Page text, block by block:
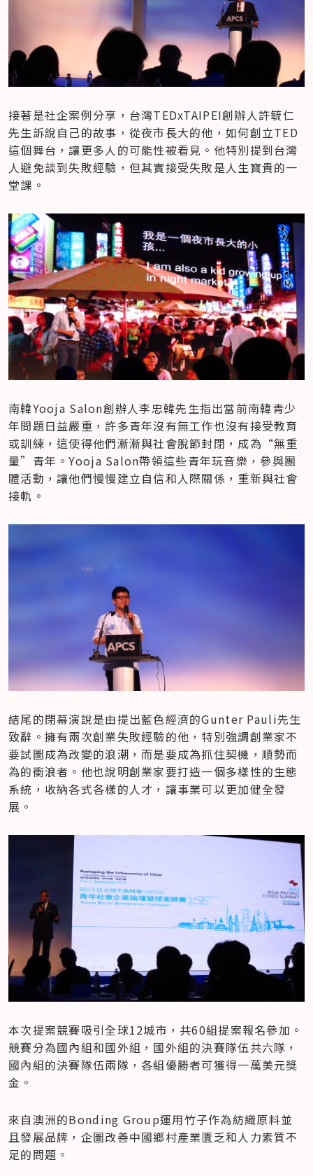
接著是社企案例分享，台灣TEDxTAIPEI創辦人許毓仁
先生訴說自己的故事，從夜市長大的他，如何創立TED
這個舞台，讓更多人的可能性被看見。他特別提到台灣
人避免談到失敗經驗，但其實接受失敗是人生寶貴的一
堂課。
南韓Yooja Salon創辦人李忠韓先生指出當前南韓青少
年問題日益嚴重，許多青年沒有無工作也沒有接受教育
或訓練，這使得他們漸漸與社會脫節封閉，成為“無重
量”青年。Yooja Salon帶領這些青年玩音樂，參與團
體活動，讓他們慢慢建立自信和人際關係，重新與社會
接軌。
結尾的閉幕演說是由提出藍色經濟的Gunter Pauli先生
致辭。擁有兩次創業失敗經驗的他，特別強調創業家不
要試圖成為改變的浪潮，而是要成為抓住契機，順勢而
為的衝浪者。他也說明創業家要打造一個多樣性的生態
系統，收納各式各樣的人才，讓事業可以更加健全發
展。
本次提案競賽吸引全球12城市，共60組提案報名參加。
競賽分為國內組和國外組，國外組的決賽隊伍共六隊，
國內組的決賽隊伍兩隊，各組優勝者可獲得一萬美元獎
金。
來自澳洲的Bonding Group運用竹子作為紡織原料並
且發展品牌，企圖改善中國鄉村產業匱乏和人力素質不
足的問題。